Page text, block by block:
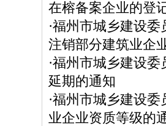
在榕备案企业的登
·福州市城乡建设委
注销部分建筑业企
·福州市城乡建设委
延期的通知
·福州市城乡建设委
业企业资质等级的